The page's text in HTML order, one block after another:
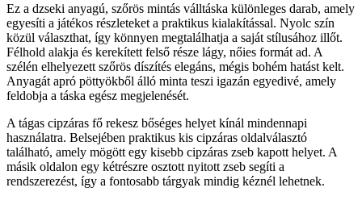
Ez a dzseki anyagú, szőrös mintás válltáska különleges darab, amely
egyesíti a játékos részleteket a praktikus kialakítással. Nyolc szín
közül választhat, így könnyen megtalálhatja a saját stílusához illőt.
Félhold alakja és kerekített felső része lágy, nőies formát ad. A
szélén elhelyezett szőrös díszítés elegáns, mégis bohém hatást kelt.
Anyagát apró pöttyökből álló minta teszi igazán egyedivé, amely
feldobja a táska egész megjelenését.
A tágas cipzáras fő rekesz bőséges helyet kínál mindennapi
használatra. Belsejében praktikus kis cipzáras oldalválasztó
található, amely mögött egy kisebb cipzáras zseb kapott helyet. A
másik oldalon egy kétrészre osztott nyitott zseb segíti a
rendszerezést, így a fontosabb tárgyak mindig kéznél lehetnek.